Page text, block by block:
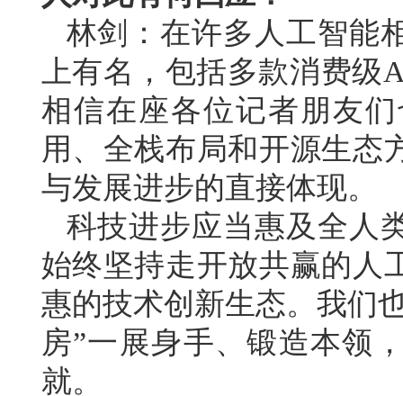
林剑：在许多人工智能
上有名，包括多款消费
相信在座各位记者朋友
用、全栈布局和开源生态
与发展进步的直接体现。
科技进步应当惠及全人
始终坚持走开放共赢的人
惠的技术创新生态。我们
房”一展身手、锻造本领
就。